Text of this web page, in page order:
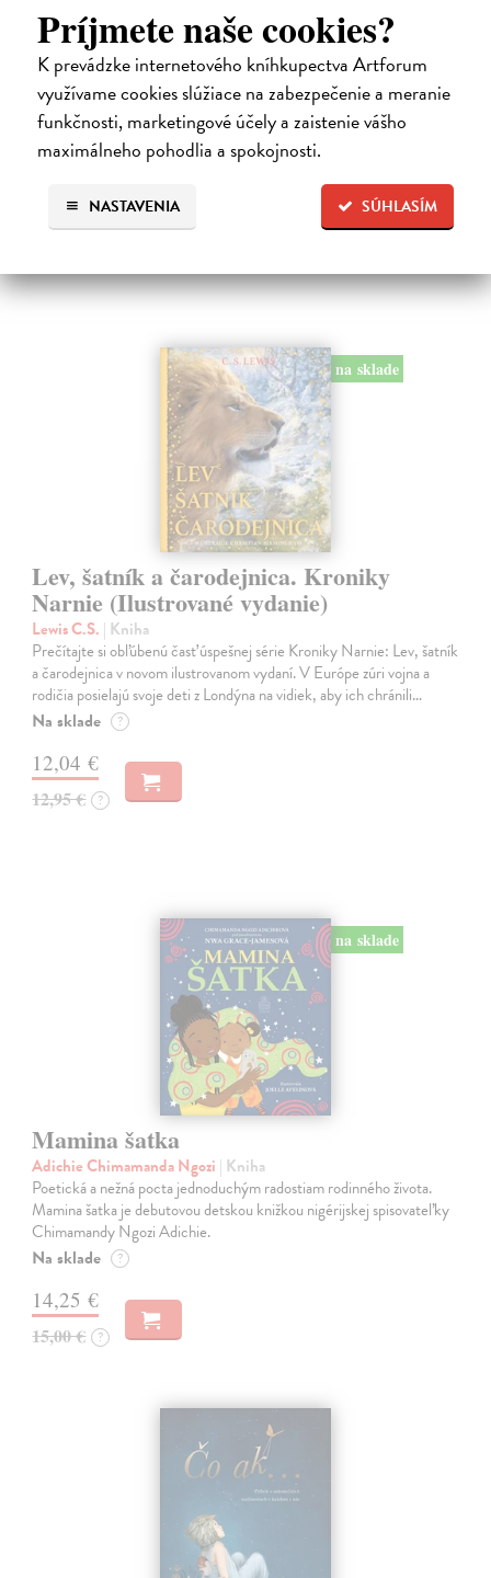
Príjmete naše cookies?
K prevádzke internetového kníhkupectva Artforum
využívame cookies slúžiace na zabezpečenie a meranie
funkčnosti, marketingové účely a zaistenie vášho
maximálneho pohodlia a spokojnosti.
SÚHLASÍM
NASTAVENIA
Alica a hmyz
Dúbravský Andrej| Kniha
Alica je zvedavá mačka, ktorá býva so zvedavým Andrejom. Obaja sú
fascinovaní ríšou hmyzu.
Na sklade ?
28,03 €
28,90 € ?
na sklade
Lev, šatník a čarodejnica. Kroniky
Narnie (Ilustrované vydanie)
Lewis C.S. | Kniha
Prečítajte si obľúbenú časť úspešnej série Kroniky Narnie: Lev, šatník
a čarodejnica v novom ilustrovanom vydaní. V Európe zúri vojna a
rodičia posielajú svoje deti z Londýna na vidiek, aby ich chránili…
Na sklade ?
12,04 €
12,95 € ?
na sklade
Mamina šatka
Adichie Chimamanda Ngozi | Kniha
Poetická a nežná pocta jednoduchým radostiam rodinného života.
Mamina šatka je debutovou detskou knižkou nigérijskej spisovateľky
Chimamandy Ngozi Adichie.
Na sklade ?
14,25 €
15,00 € ?